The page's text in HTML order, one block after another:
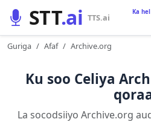
STT.ai TTS.ai Ka
Guriga Afaf Archive.org
Ku soo Celiya
La socodsiiyo Archive.org